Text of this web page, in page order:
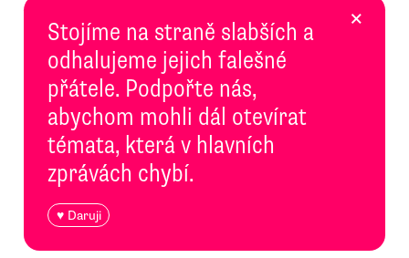
Stojíme na straně slabších a
odhalujeme jejich falešné
přátele. Podpořte nás,
abychom mohli dál otevírat
témata, která v hlavních
zprávách chybí.
♥ Daruji
×